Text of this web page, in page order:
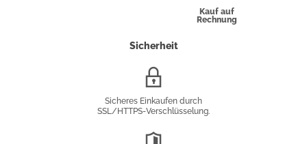
Kauf auf
Rechnung
Sicherheit
Sicheres Einkaufen durch
SSL/HTTPS-Verschlüsselung.